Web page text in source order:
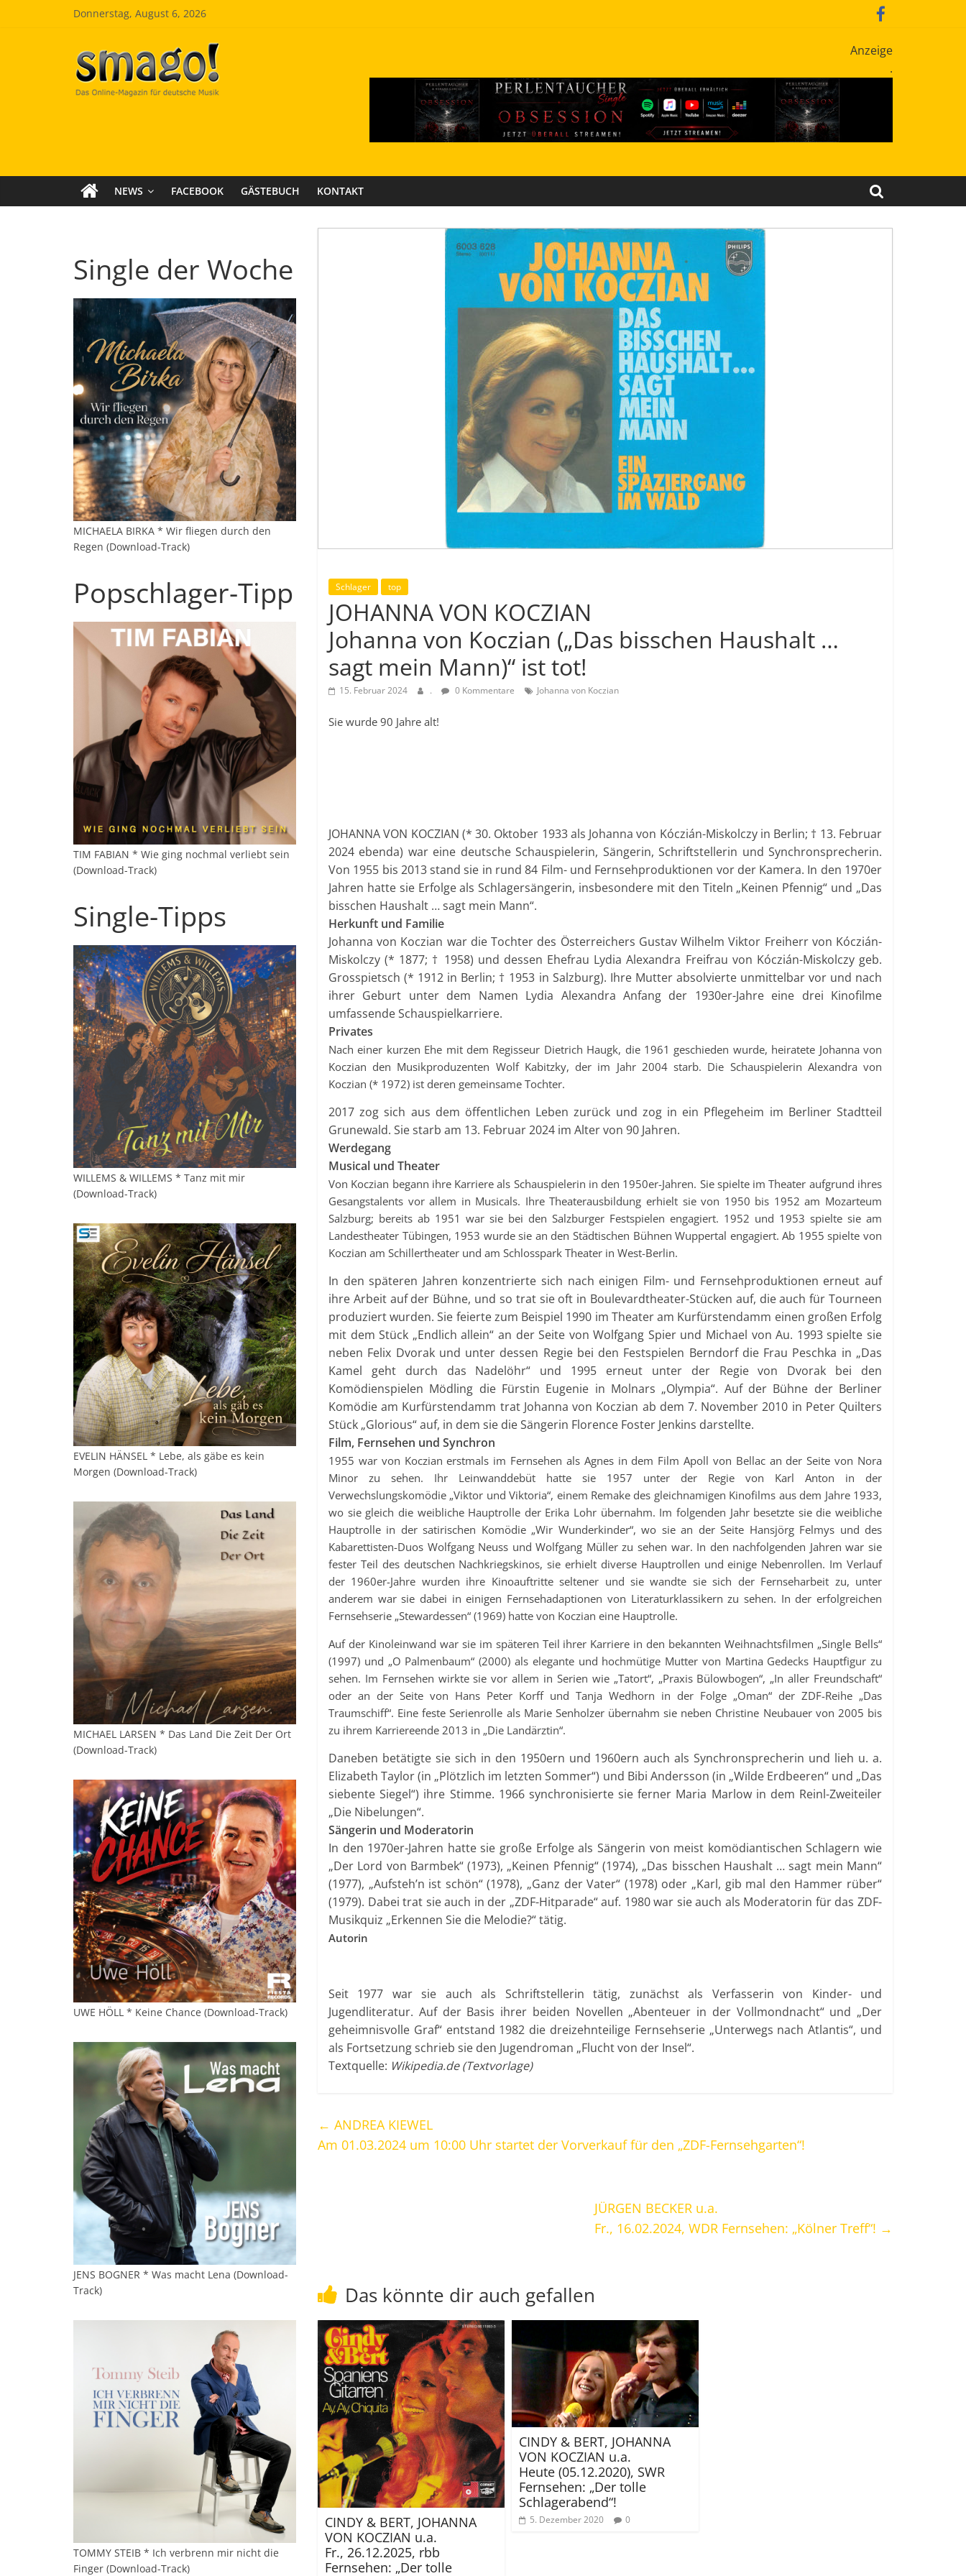
Donnerstag, August 6, 2026
Smago
SchlagerMAGazinOnline
Anzeige
.
NEWS FACEBOOK GÄSTEBUCH KONTAKT
Schlager top
JOHANNA VON KOCZIAN
Johanna von Koczian („Das bisschen Haushalt …
sagt mein Mann)“ ist tot!
15. Februar 2024 . 0 Kommentare Johanna von Koczian
Sie wurde 90 Jahre alt!
JOHANNA VON KOCZIAN (* 30. Oktober 1933 als Johanna von Kóczián-Miskolczy in Berlin; † 13. Februar
2024 ebenda) war eine deutsche Schauspielerin, Sängerin, Schriftstellerin und Synchronsprecherin.
Von 1955 bis 2013 stand sie in rund 84 Film- und Fernsehproduktionen vor der Kamera. In den 1970er
Jahren hatte sie Erfolge als Schlagersängerin, insbesondere mit den Titeln „Keinen Pfennig“ und „Das
bisschen Haushalt … sagt mein Mann“.
Herkunft und Familie
Johanna von Koczian war die Tochter des Österreichers Gustav Wilhelm Viktor Freiherr von Kóczián-
Miskolczy (* 1877; † 1958) und dessen Ehefrau Lydia Alexandra Freifrau von Kóczián-Miskolczy geb.
Grosspietsch (* 1912 in Berlin; † 1953 in Salzburg). Ihre Mutter absolvierte unmittelbar vor und nach
ihrer Geburt unter dem Namen Lydia Alexandra Anfang der 1930er-Jahre eine drei Kinofilme
umfassende Schauspielkarriere.
Privates
Nach einer kurzen Ehe mit dem Regisseur Dietrich Haugk, die 1961 geschieden wurde, heiratete Johanna von
Koczian den Musikproduzenten Wolf Kabitzky, der im Jahr 2004 starb. Die Schauspielerin Alexandra von
Koczian (* 1972) ist deren gemeinsame Tochter.
2017 zog sich aus dem öffentlichen Leben zurück und zog in ein Pflegeheim im Berliner Stadtteil
Grunewald. Sie starb am 13. Februar 2024 im Alter von 90 Jahren.
Werdegang
Musical und Theater
Von Koczian begann ihre Karriere als Schauspielerin in den 1950er-Jahren. Sie spielte im Theater aufgrund ihres
Gesangstalents vor allem in Musicals. Ihre Theaterausbildung erhielt sie von 1950 bis 1952 am Mozarteum
Salzburg; bereits ab 1951 war sie bei den Salzburger Festspielen engagiert. 1952 und 1953 spielte sie am
Landestheater Tübingen, 1953 wurde sie an den Städtischen Bühnen Wuppertal engagiert. Ab 1955 spielte von
Koczian am Schillertheater und am Schlosspark Theater in West-Berlin.
In den späteren Jahren konzentrierte sich nach einigen Film- und Fernsehproduktionen erneut auf
ihre Arbeit auf der Bühne, und so trat sie oft in Boulevardtheater-Stücken auf, die auch für Tourneen
produziert wurden. Sie feierte zum Beispiel 1990 im Theater am Kurfürstendamm einen großen Erfolg
mit dem Stück „Endlich allein“ an der Seite von Wolfgang Spier und Michael von Au. 1993 spielte sie
neben Felix Dvorak und unter dessen Regie bei den Festspielen Berndorf die Frau Peschka in „Das
Kamel geht durch das Nadelöhr“ und 1995 erneut unter der Regie von Dvorak bei den
Komödienspielen Mödling die Fürstin Eugenie in Molnars „Olympia“. Auf der Bühne der Berliner
Komödie am Kurfürstendamm trat Johanna von Koczian ab dem 7. November 2010 in Peter Quilters
Stück „Glorious“ auf, in dem sie die Sängerin Florence Foster Jenkins darstellte.
Film, Fernsehen und Synchron
1955 war von Koczian erstmals im Fernsehen als Agnes in dem Film Apoll von Bellac an der Seite von Nora
Minor zu sehen. Ihr Leinwanddebüt hatte sie 1957 unter der Regie von Karl Anton in der
Verwechslungskomödie „Viktor und Viktoria“, einem Remake des gleichnamigen Kinofilms aus dem Jahre 1933,
wo sie gleich die weibliche Hauptrolle der Erika Lohr übernahm. Im folgenden Jahr besetzte sie die weibliche
Hauptrolle in der satirischen Komödie „Wir Wunderkinder“, wo sie an der Seite Hansjörg Felmys und des
Kabarettisten-Duos Wolfgang Neuss und Wolfgang Müller zu sehen war. In den nachfolgenden Jahren war sie
fester Teil des deutschen Nachkriegskinos, sie erhielt diverse Hauptrollen und einige Nebenrollen. Im Verlauf
der 1960er-Jahre wurden ihre Kinoauftritte seltener und sie wandte sie sich der Fernseharbeit zu, unter
anderem war sie dabei in einigen Fernsehadaptionen von Literaturklassikern zu sehen. In der erfolgreichen
Fernsehserie „Stewardessen“ (1969) hatte von Koczian eine Hauptrolle.
Auf der Kinoleinwand war sie im späteren Teil ihrer Karriere in den bekannten Weihnachtsfilmen „Single Bells“
(1997) und „O Palmenbaum“ (2000) als elegante und hochmütige Mutter von Martina Gedecks Hauptfigur zu
sehen. Im Fernsehen wirkte sie vor allem in Serien wie „Tatort“, „Praxis Bülowbogen“, „In aller Freundschaft“
oder an der Seite von Hans Peter Korff und Tanja Wedhorn in der Folge „Oman“ der ZDF-Reihe „Das
Traumschiff“. Eine feste Serienrolle als Marie Senholzer übernahm sie neben Christine Neubauer von 2005 bis
zu ihrem Karriereende 2013 in „Die Landärztin“.
Daneben betätigte sie sich in den 1950ern und 1960ern auch als Synchronsprecherin und lieh u. a.
Elizabeth Taylor (in „Plötzlich im letzten Sommer“) und Bibi Andersson (in „Wilde Erdbeeren“ und „Das
siebente Siegel“) ihre Stimme. 1966 synchronisierte sie ferner Maria Marlow in dem Reinl-Zweiteiler
„Die Nibelungen“.
Sängerin und Moderatorin
In den 1970er-Jahren hatte sie große Erfolge als Sängerin von meist komödiantischen Schlagern wie
„Der Lord von Barmbek“ (1973), „Keinen Pfennig“ (1974), „Das bisschen Haushalt … sagt mein Mann“
(1977), „Aufsteh’n ist schön“ (1978), „Ganz der Vater“ (1978) oder „Karl, gib mal den Hammer rüber“
(1979). Dabei trat sie auch in der „ZDF-Hitparade“ auf. 1980 war sie auch als Moderatorin für das ZDF-
Musikquiz „Erkennen Sie die Melodie?“ tätig.
Autorin
Seit 1977 war sie auch als Schriftstellerin tätig, zunächst als Verfasserin von Kinder- und
Jugendliteratur. Auf der Basis ihrer beiden Novellen „Abenteuer in der Vollmondnacht“ und „Der
geheimnisvolle Graf“ entstand 1982 die dreizehnteilige Fernsehserie „Unterwegs nach Atlantis“, und
als Fortsetzung schrieb sie den Jugendroman „Flucht von der Insel“.
Textquelle: Wikipedia.de (Textvorlage)
← ANDREA KIEWEL
Am 01.03.2024 um 10:00 Uhr startet der Vorverkauf für den „ZDF-Fernsehgarten“!
JÜRGEN BECKER u.a.
Fr., 16.02.2024, WDR Fernsehen: „Kölner Treff“! →
Das könnte dir auch gefallen
CINDY & BERT, JOHANNA
VON KOCZIAN u.a.
Fr., 26.12.2025, rbb
Fernsehen: „Der tolle
CINDY & BERT, JOHANNA
VON KOCZIAN u.a.
Heute (05.12.2020), SWR
Fernsehen: „Der tolle
Schlagerabend“!
5. Dezember 2020 0
Single der Woche
MICHAELA BIRKA * Wir fliegen durch den
Regen (Download-Track)
Popschlager-Tipp
TIM FABIAN * Wie ging nochmal verliebt sein
(Download-Track)
Single-Tipps
WILLEMS & WILLEMS * Tanz mit mir
(Download-Track)
EVELIN HÄNSEL * Lebe, als gäbe es kein
Morgen (Download-Track)
MICHAEL LARSEN * Das Land Die Zeit Der Ort
(Download-Track)
UWE HÖLL * Keine Chance (Download-Track)
JENS BOGNER * Was macht Lena (Download-
Track)
TOMMY STEIB * Ich verbrenn mir nicht die
Finger (Download-Track)